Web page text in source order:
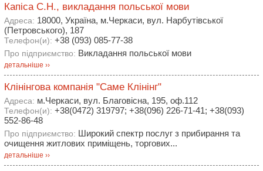
Капіса С.Н., викладання польської мови
Адреса: 18000, Україна, м.Черкаси, вул. Нарбутівської
(Петровського), 187
Телефон(и): +38 (093) 085-77-38
Про підприємство: Викладання польської мови
детальніше ››
Клінінгова компанія "Саме Клінінг"
Адреса: м.Черкаси, вул. Благовісна, 195, оф.112
Телефон(и): +38(0472) 319797; +38(096) 226-71-41; +38(093)
552-86-48
Про підприємство: Широкий спектр послуг з прибирання та
очищення житлових приміщень, торгових...
детальніше ››